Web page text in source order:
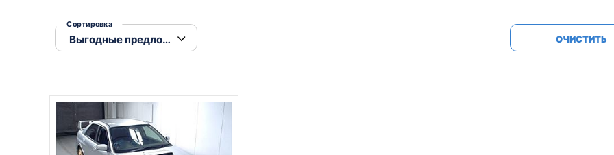
Сортировка
ОЧИСТИТЬ